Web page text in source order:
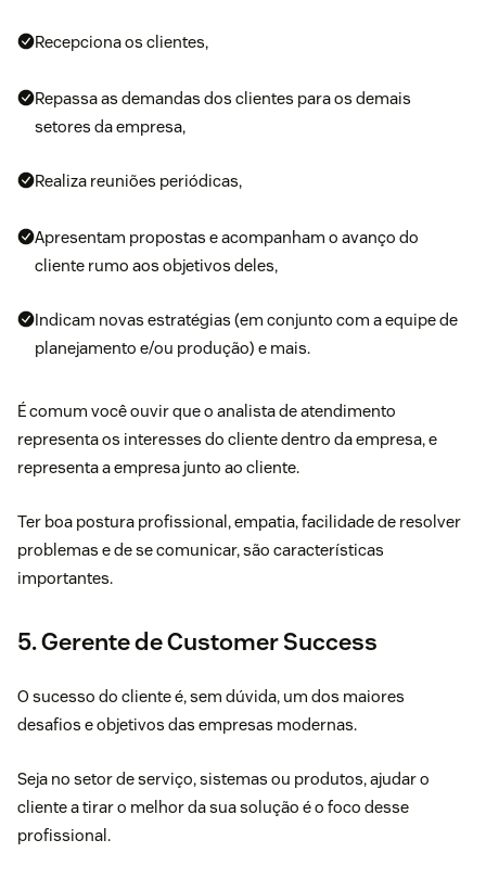
Recepciona os clientes,
Repassa as demandas dos clientes para os demais
setores da empresa,
Realiza reuniões periódicas,
Apresentam propostas e acompanham o avanço do
cliente rumo aos objetivos deles,
Indicam novas estratégias (em conjunto com a equipe de
planejamento e/ou produção) e mais.
É comum você ouvir que o analista de atendimento
representa os interesses do cliente dentro da empresa, e
representa a empresa junto ao cliente.
Ter boa postura profissional, empatia, facilidade de resolver
problemas e de se comunicar, são características
importantes.
5. Gerente de Customer Success
O sucesso do cliente é, sem dúvida, um dos maiores
desafios e objetivos das empresas modernas.
Seja no setor de serviço, sistemas ou produtos, ajudar o
cliente a tirar o melhor da sua solução é o foco desse
profissional.